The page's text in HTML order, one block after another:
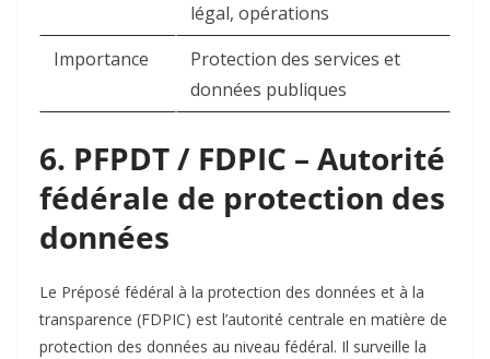
légal, opérations ​
Importance
Protection des services et
données publiques ​
6. PFPDT / FDPIC – Autorité
fédérale de protection des
données
Le Préposé fédéral à la protection des données et à la
transparence (FDPIC) est l’autorité centrale en matière de
protection des données au niveau fédéral. Il surveille la